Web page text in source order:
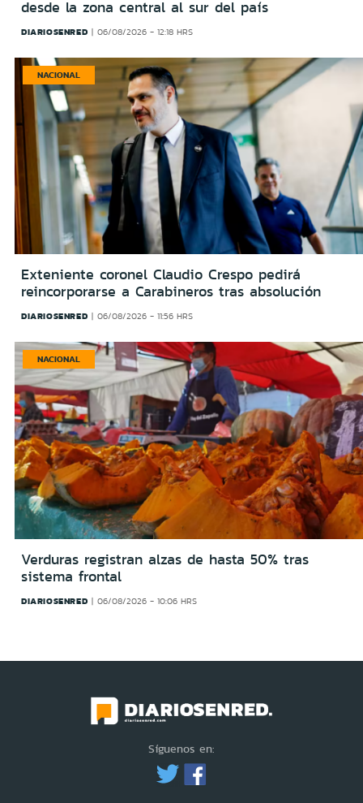
desde la zona central al sur del país
DIARIOSENRED 06/08/2026 - 12:18 HRS
NACIONAL
Exteniente coronel Claudio Crespo pedirá
reincorporarse a Carabineros tras absolución
DIARIOSENRED 06/08/2026 - 11:56 HRS
NACIONAL
Verduras registran alzas de hasta 50% tras
sistema frontal
DIARIOSENRED 06/08/2026 - 10:06 HRS
Síguenos en: